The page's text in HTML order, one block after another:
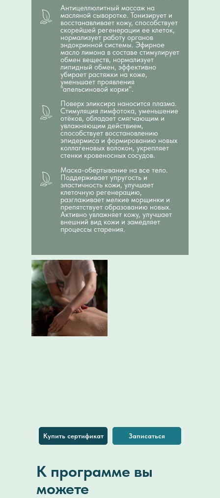
Антицеллюлитный массаж на
масляной сыворотке. Тонизирует и
восстанавливает кожу, способствует
скорейшей регенерации ее клеток,
нормализует работу органов
эндокринной системы. Эфирное
масло лимона в составе стимулирует
обмен веществ, нормализует
липидный обмен, эффективно
убирает растяжки на коже,
уменьшает проявления
"апельсиновой корки".
Купить сертификат Записаться
Поверх эликсира наносится плазма.
Стимуляция лимфотока, уменьшение
отёков, обладает смягчающим и
увлажняющим действием,
способствует восстановлению
эпидермиса и формированию новых
коллагеновых волокон, укрепляет
стенки кровеносных сосудов.
Маска-обертывание на все тело.
Поддерживает упругость и
эластичность кожи, улучшает
клеточную регенерацию,
разглаживает мелкие морщинки и
препятствует образованию новых.
Активно увлажняет кожу, улучшает
внешний вид кожи и замедляет
процессы старения.
К программе вы
можете